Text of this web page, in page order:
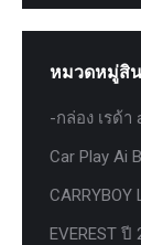
หมวดหมู่สิ
-กล่อง เรด้า
Car Play Ai
CARRYBOY
EVEREST ปี